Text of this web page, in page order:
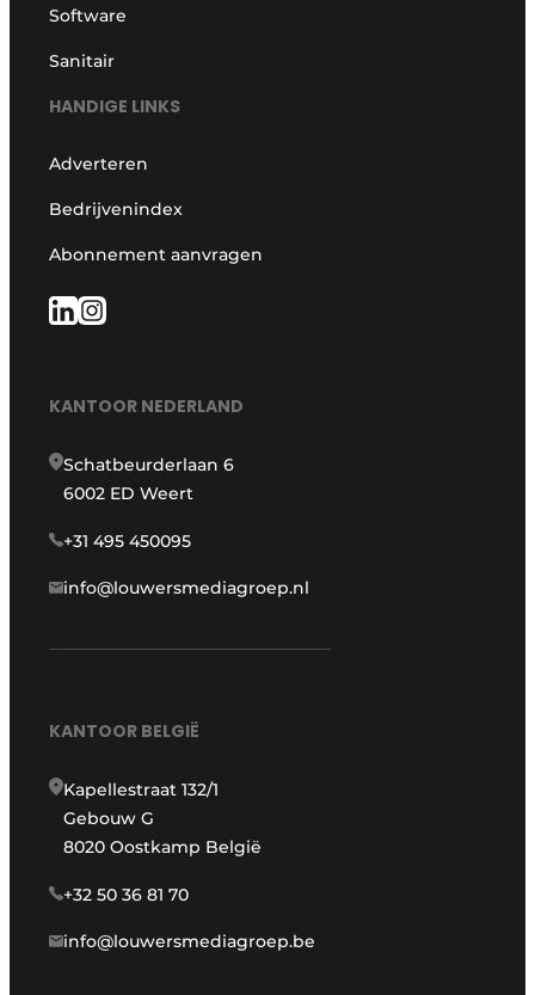
Software
Sanitair
HANDIGE LINKS
Adverteren
Bedrijvenindex
Abonnement aanvragen
KANTOOR NEDERLAND
Schatbeurderlaan 6
6002 ED Weert
+31 495 450095
info@louwersmediagroep.nl
KANTOOR BELGIË
Kapellestraat 132/1
Gebouw G
8020 Oostkamp België
+32 50 36 81 70
info@louwersmediagroep.be